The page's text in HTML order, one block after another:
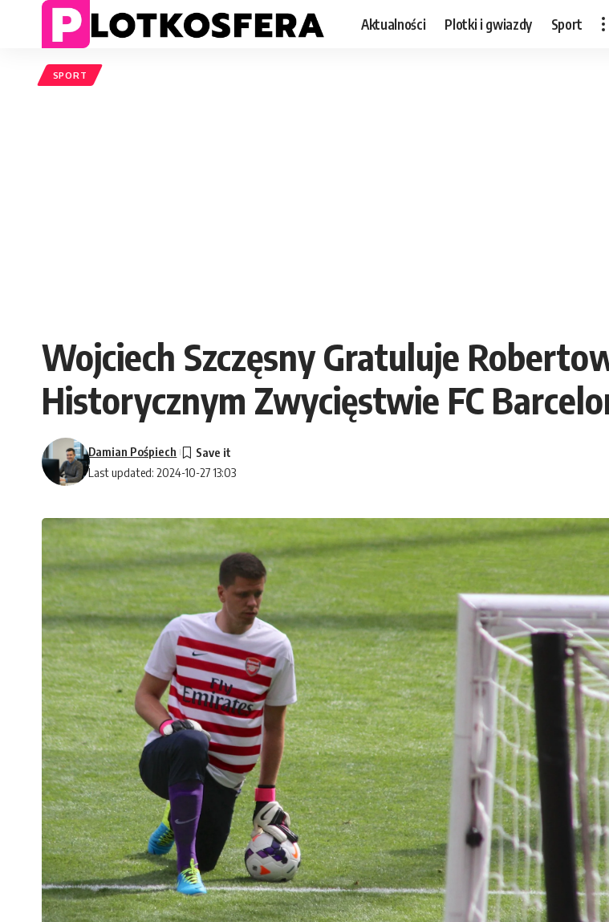
Aktualności Plotki i gwiazdy Sport
SPORT
Wojciech Szczęsny Gratuluje
Historycznym Zwycięstwie FC
Last updated: 2024-10-27 13:03
Damian Pośpiech